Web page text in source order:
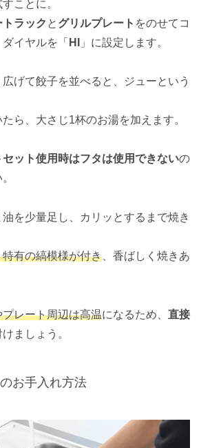
ことに。
ラック と グリルプレート をのせてコ
イヤルを「 HI 」に設定します。
げて餃子を並べると、ジューという
ら、大さじ1杯のお湯を加えます。
ット使用時はフタは使用できないの
を少量足し、カリッとするまで焼き
有の縞模様が付き 、香ばしく焼きあ
プレート周辺は高温になるため、 直接
ましょう。
お手入れ方法